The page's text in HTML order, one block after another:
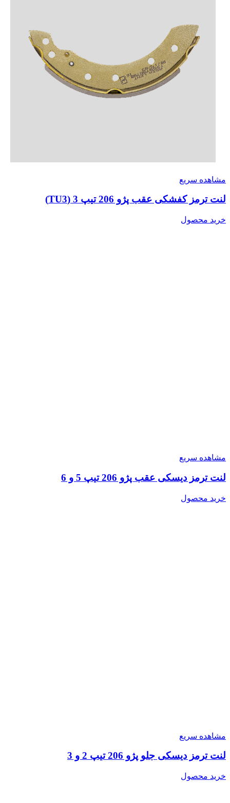
مشاهده سریع
لنت ترمز کفشکی عقب پژو 206 تیپ 3 (TU3)
خرید محصول
مشاهده سریع
لنت ترمز دیسکی عقب پژو 206 تیپ 5 و 6
خرید محصول
مشاهده سریع
لنت ترمز دیسکی جلو پژو 206 تیپ 2 و 3
خرید محصول